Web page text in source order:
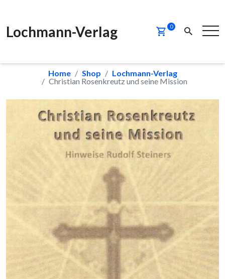
Lochmann-Verlag 0
Home Shop
Lochmann-Verlag
Christian Rosenkreutz und seine Mission